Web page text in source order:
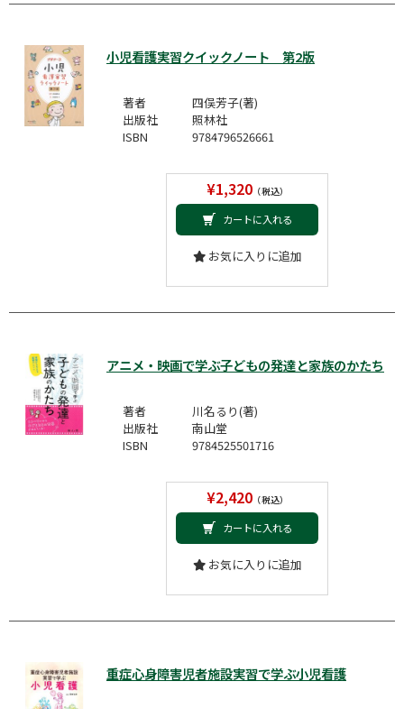
小児看護実習クイックノート 第2版
著者
四俣芳子(著)
出版社
照林社
ISBN
9784796526661
¥1,320（税込）
カートに入れる
お気に入りに追加
アニメ・映画で学ぶ子どもの発達と家族のかたち
著者
川名るり(著)
出版社
南山堂
ISBN
9784525501716
¥2,420（税込）
カートに入れる
お気に入りに追加
重症心身障害児者施設実習で学ぶ小児看護